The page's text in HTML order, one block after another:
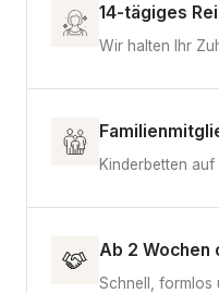
14-tägiges
Wir halten Ihr
Kinderbetten
Ab 2 Wochen
Schnell, formlos